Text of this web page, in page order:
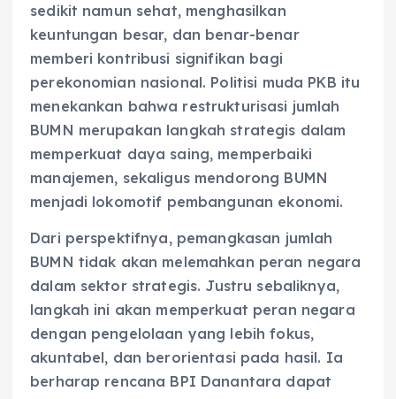
sedikit namun sehat, menghasilkan
keuntungan besar, dan benar-benar
memberi kontribusi signifikan bagi
perekonomian nasional. Politisi muda PKB itu
menekankan bahwa restrukturisasi jumlah
BUMN merupakan langkah strategis dalam
memperkuat daya saing, memperbaiki
manajemen, sekaligus mendorong BUMN
menjadi lokomotif pembangunan ekonomi.
Dari perspektifnya, pemangkasan jumlah
BUMN tidak akan melemahkan peran negara
dalam sektor strategis. Justru sebaliknya,
langkah ini akan memperkuat peran negara
dengan pengelolaan yang lebih fokus,
akuntabel, dan berorientasi pada hasil. Ia
berharap rencana BPI Danantara dapat